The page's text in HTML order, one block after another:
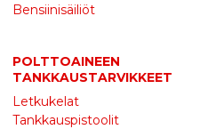
Bensiinisäiliöt
POLTTOAINEEN
TANKKAUSTARVIKKEET
Letkukelat
Tankkauspistoolit